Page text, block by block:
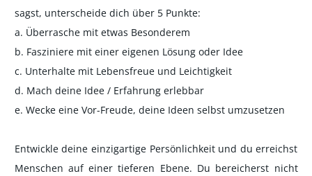
sagst, unterscheide dich über 5 Punkte:
a. Überrasche mit etwas Besonderem
b. Fasziniere mit einer eigenen Lösung oder Idee
c. Unterhalte mit Lebensfreue und Leichtigkeit
d. Mach deine Idee / Erfahrung erlebbar
e. Wecke eine Vor-Freude, deine Ideen selbst umzusetzen
Entwickle deine einzigartige Persönlichkeit und du erreichst
Menschen auf einer tieferen Ebene. Du bereicherst nicht